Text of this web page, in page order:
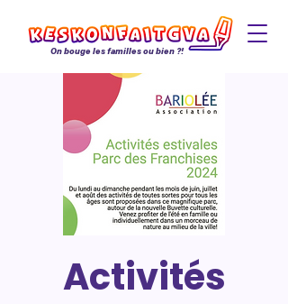
On bouge les familles ou bien ?!
Activités